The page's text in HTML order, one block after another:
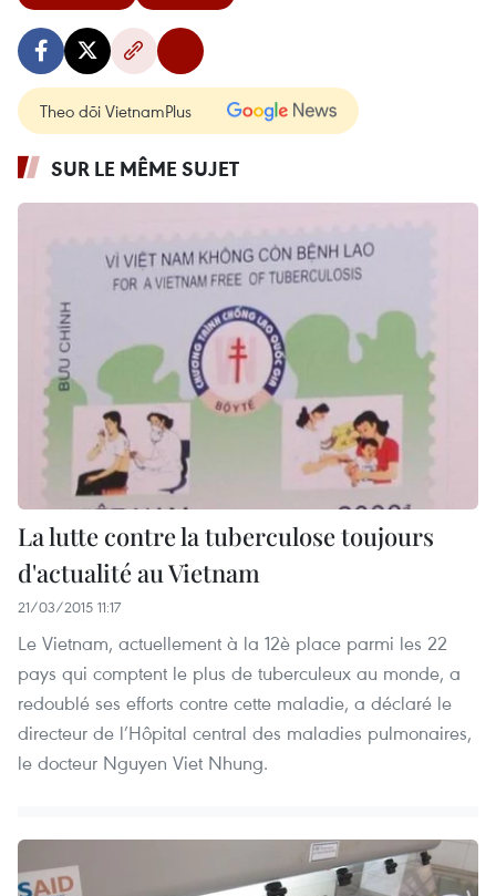
Theo dõi VietnamPlus
SUR LE MÊME SUJET
La lutte contre la tuberculose toujours
d'actualité au Vietnam
21/03/2015 11:17
Le Vietnam, actuellement à la 12è place parmi les 22
pays qui comptent le plus de tuberculeux au monde, a
redoublé ses efforts contre cette maladie, a déclaré le
directeur de l’Hôpital central des maladies pulmonaires,
le docteur Nguyen Viet Nhung.